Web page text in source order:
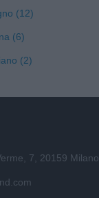
(12)
(6)
(2)
7, 20159 Milano